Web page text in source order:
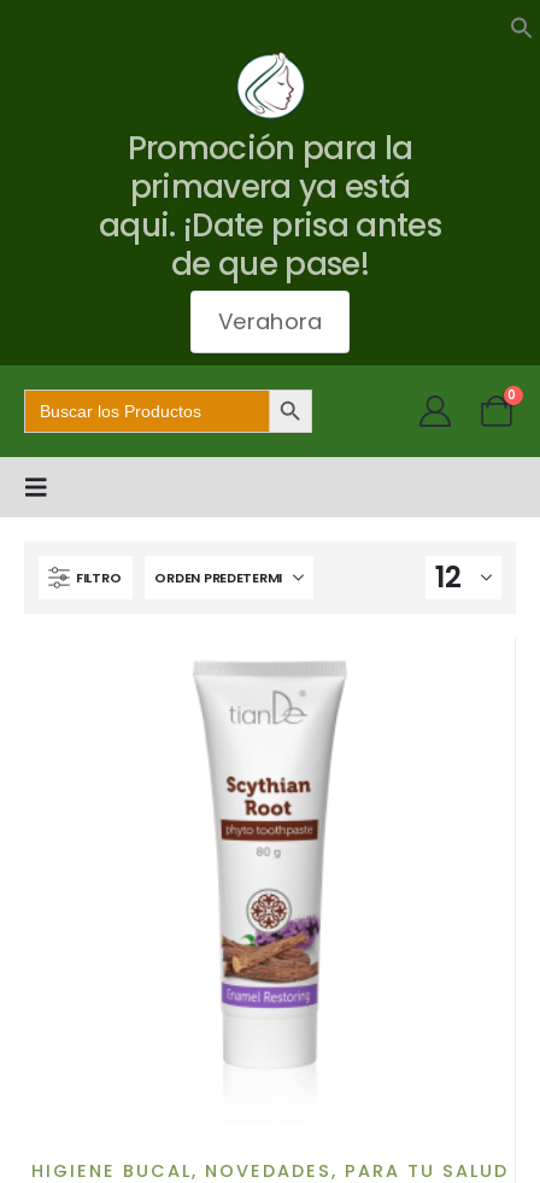
Promoción para la
primavera ya está
aqui. ¡Date prisa antes
de que pase!
Verahora
Buscar: Botón de búsqueda 0
FILTRO
HIGIENE BUCAL, NOVEDADES, PARA TU SALUD